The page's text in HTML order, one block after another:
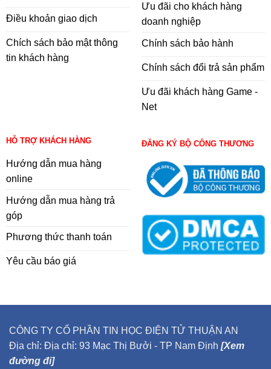
Điều khoản giao dịch
Chích sách bảo mật thông
tin khách hàng
Ưu đãi cho khách hàng
doanh nghiệp
Chính sách bảo hành
Chính sách đổi trả sản phẩm
Ưu đãi khách hàng Game -
Net
HỖ TRỢ KHÁCH HÀNG
Hướng dẫn mua hàng
online
Hướng dẫn mua hàng trả
góp
Phương thức thanh toán
Yêu cầu báo giá
ĐĂNG KÝ BỘ CÔNG THƯƠNG
CÔNG TY CỔ PHẦN TIN HỌC ĐIỆN TỬ THUẬN AN
Địa chỉ: Địa chỉ: 93 Mạc Thị Bưởi - TP Nam Định [Xem
đường đi]